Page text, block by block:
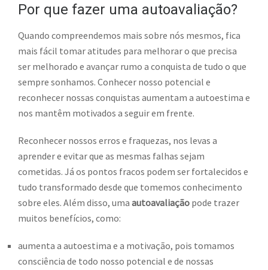
Por que fazer uma autoavaliação?
Quando compreendemos mais sobre nós mesmos, fica
mais fácil tomar atitudes para melhorar o que precisa
ser melhorado e avançar rumo a conquista de tudo o que
sempre sonhamos. Conhecer nosso potencial e
reconhecer nossas conquistas aumentam a autoestima e
nos mantêm motivados a seguir em frente.
Reconhecer nossos erros e fraquezas, nos levas a
aprender e evitar que as mesmas falhas sejam
cometidas. Já os pontos fracos podem ser fortalecidos e
tudo transformado desde que tomemos conhecimento
sobre eles. Além disso, uma autoavaliação pode trazer
muitos benefícios, como:
aumenta a autoestima e a motivação, pois tomamos
consciência de todo nosso potencial e de nossas